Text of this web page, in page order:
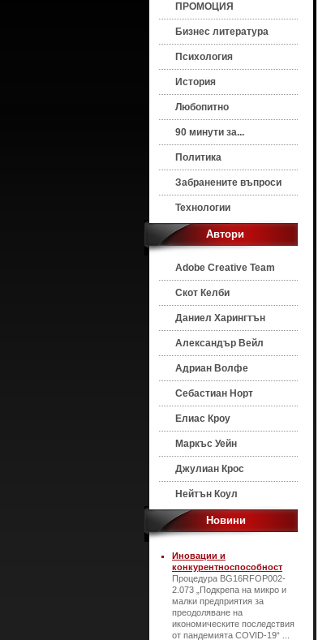
ПРОМОЦИЯ
Бизнес литература
Психология
История
Любопитно
90 минути за...
Политика
Забранените въпроси
Технологии
Автори
Adobe Creative Team
Скот Келби
Даниел Харингтън
Александър Вейл
Адриан Волфе
Себастиан Норт
Елиас Кроу
Маркъс Уейн
Джулиан Крос
Нейтън Коул
Новини
Иновации и
конкурентноспособност
Процедура BG16RFOP002-
2.073 „Подкрепа на микро и
малки предприятия за
преодоляване на
икономическите последствия
от пандемията COVID-19“ ...